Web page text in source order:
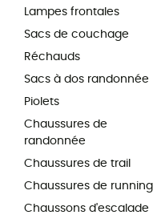
Lampes frontales
Sacs de couchage
Réchauds
Sacs à dos randonnée
Piolets
Chaussures de
randonnée
Chaussures de trail
Chaussures de running
Chaussons d'escalade